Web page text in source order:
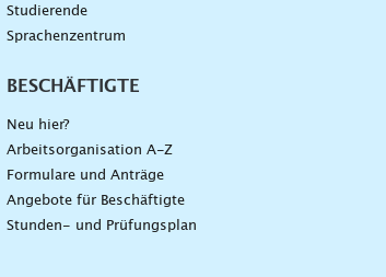
Studierende
Sprachenzentrum
BESCHÄFTIGTE
Neu hier?
Arbeitsorganisation A-Z
Formulare und Anträge
Angebote für Beschäftigte
Stunden- und Prüfungsplan